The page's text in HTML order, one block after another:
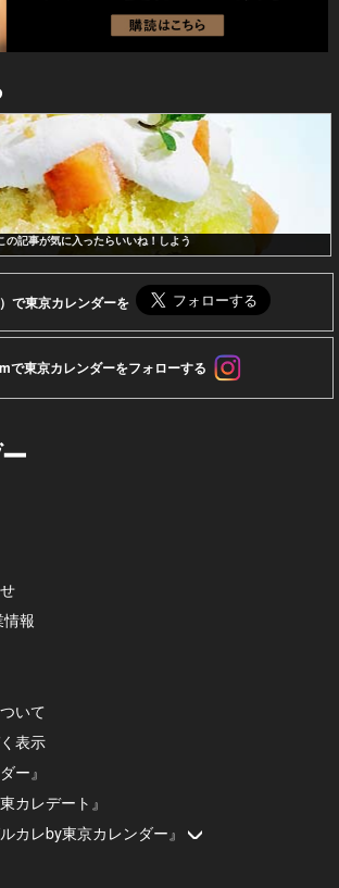
の記事が気に入ったらいいね！しよう
で東京カレンダーを
で東京カレンダーをフォローする
報
いて
表示
ー』
カレデート』
カレby東京カレンダー』